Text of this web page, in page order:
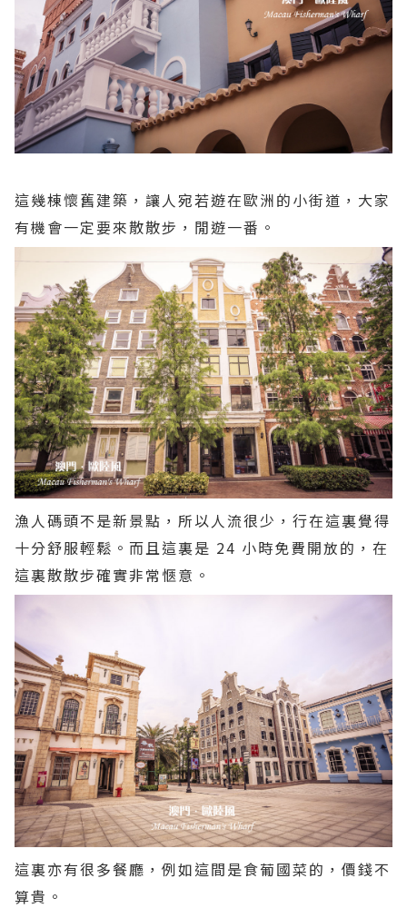
這幾棟懷舊建築，讓人宛若遊在歐洲的小街道，大家
有機會一定要來散散步，閒遊一番。
漁人碼頭不是新景點，所以人流很少，行在這裏覺得
十分舒服輕鬆。而且這裏是 24 小時免費開放的，在
這裏散散步確實非常愜意。
這裏亦有很多餐廳，例如這間是食葡國菜的，價錢不
算貴。